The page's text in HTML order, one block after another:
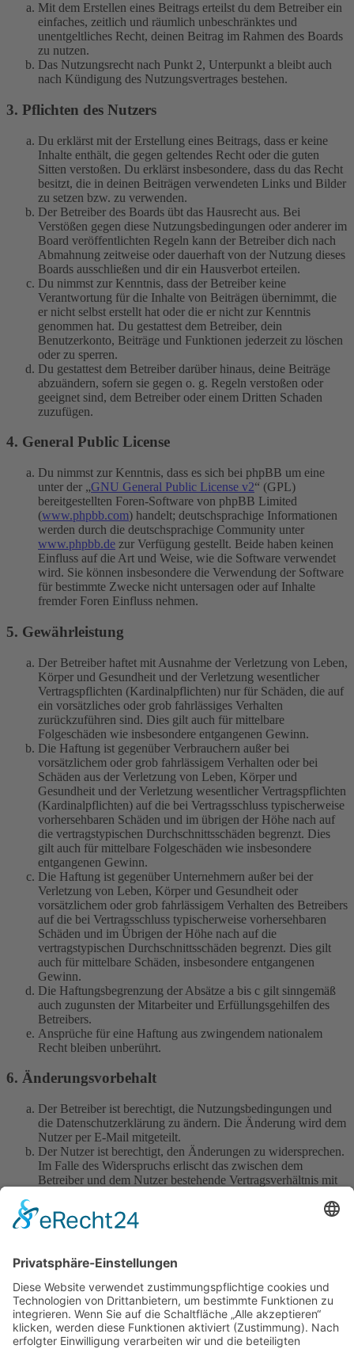
Mit dem Erstellen eines Beitrags erteilst du dem Betreiber ein
einfaches, zeitlich und räumlich unbeschränktes und
unentgeltliches Recht, deinen Beitrag im Rahmen des Boards
zu nutzen.
Das Nutzungsrecht nach Punkt 2, Unterpunkt a bleibt auch
nach Kündigung des Nutzungsvertrages bestehen.
3. Pflichten des Nutzers
Du erklärst mit der Erstellung eines Beitrags, dass er keine
Inhalte enthält, die gegen geltendes Recht oder die guten
Sitten verstoßen. Du erklärst insbesondere, dass du das Recht
besitzt, die in deinen Beiträgen verwendeten Links und Bilder
zu setzen bzw. zu verwenden.
Der Betreiber des Boards übt das Hausrecht aus. Bei
Verstößen gegen diese Nutzungsbedingungen oder anderer im
Board veröffentlichten Regeln kann der Betreiber dich nach
Abmahnung zeitweise oder dauerhaft von der Nutzung dieses
Boards ausschließen und dir ein Hausverbot erteilen.
Du nimmst zur Kenntnis, dass der Betreiber keine
Verantwortung für die Inhalte von Beiträgen übernimmt, die
er nicht selbst erstellt hat oder die er nicht zur Kenntnis
genommen hat. Du gestattest dem Betreiber, dein
Benutzerkonto, Beiträge und Funktionen jederzeit zu löschen
oder zu sperren.
Du gestattest dem Betreiber darüber hinaus, deine Beiträge
abzuändern, sofern sie gegen o. g. Regeln verstoßen oder
geeignet sind, dem Betreiber oder einem Dritten Schaden
zuzufügen.
4. General Public License
Du nimmst zur Kenntnis, dass es sich bei phpBB um eine
unter der „GNU General Public License v2“ (GPL)
bereitgestellten Foren-Software von phpBB Limited
(www.phpbb.com) handelt; deutschsprachige Informationen
werden durch die deutschsprachige Community unter
www.phpbb.de zur Verfügung gestellt. Beide haben keinen
Einfluss auf die Art und Weise, wie die Software verwendet
wird. Sie können insbesondere die Verwendung der Software
für bestimmte Zwecke nicht untersagen oder auf Inhalte
fremder Foren Einfluss nehmen.
5. Gewährleistung
Der Betreiber haftet mit Ausnahme der Verletzung von Leben,
Körper und Gesundheit und der Verletzung wesentlicher
Vertragspflichten (Kardinalpflichten) nur für Schäden, die auf
ein vorsätzliches oder grob fahrlässiges Verhalten
zurückzuführen sind. Dies gilt auch für mittelbare
Folgeschäden wie insbesondere entgangenen Gewinn.
Die Haftung ist gegenüber Verbrauchern außer bei
vorsätzlichem oder grob fahrlässigem Verhalten oder bei
Schäden aus der Verletzung von Leben, Körper und
Gesundheit und der Verletzung wesentlicher Vertragspflichten
(Kardinalpflichten) auf die bei Vertragsschluss typischerweise
vorhersehbaren Schäden und im übrigen der Höhe nach auf
die vertragstypischen Durchschnittsschäden begrenzt. Dies
gilt auch für mittelbare Folgeschäden wie insbesondere
entgangenen Gewinn.
Die Haftung ist gegenüber Unternehmern außer bei der
Verletzung von Leben, Körper und Gesundheit oder
vorsätzlichem oder grob fahrlässigem Verhalten des Betreibers
auf die bei Vertragsschluss typischerweise vorhersehbaren
Schäden und im Übrigen der Höhe nach auf die
vertragstypischen Durchschnittsschäden begrenzt. Dies gilt
auch für mittelbare Schäden, insbesondere entgangenen
Gewinn.
Die Haftungsbegrenzung der Absätze a bis c gilt sinngemäß
auch zugunsten der Mitarbeiter und Erfüllungsgehilfen des
Betreibers.
Ansprüche für eine Haftung aus zwingendem nationalem
Recht bleiben unberührt.
6. Änderungsvorbehalt
Der Betreiber ist berechtigt, die Nutzungsbedingungen und
die Datenschutzerklärung zu ändern. Die Änderung wird dem
Nutzer per E-Mail mitgeteilt.
Der Nutzer ist berechtigt, den Änderungen zu widersprechen.
Im Falle des Widerspruchs erlischt das zwischen dem
Betreiber und dem Nutzer bestehende Vertragsverhältnis mit
Die Änderungen gelten als anerkannt und verbindlich, wenn
der Nutzer den Änderungen zugestimmt hat.
sind in der Datenschutzerklärung enthalten.